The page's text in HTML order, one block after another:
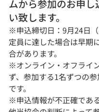
ムから参加のお申し
い致します。
※申込締切日：9月24日（
定員に達した場合は早期
合があります。
※オンライン・オフライ
ず、参加する1名ずつの
です。
※申込情報が不正確であ